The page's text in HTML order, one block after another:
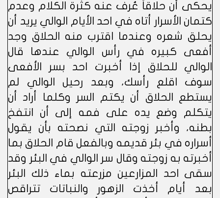
يحكى أن حلاقاً عُرف عنه كثرة الكلام وعدم
كتمان الأسرار أتاه في احد الأيام الوالي يريد أن
يحلق شعره وعندما اقترب منه الحلاق وجد
أفعى كبيره في رأس الوالي عندها قال
الوالي للحلاق إذا أخبرت احد بسر الأفعى
سوف اقلع رأسك، وبعد رحيل الوالي لم
يستطع الحلاق أن يكتم السر وكلما أراد أن
يتكلم وضع يده على فمه إلى أن انتفخ
بطنه، وأخبر زوجته التي نصحته بأن يقول
أسراره في بئر قديمه وبالفعل قام الحلاق بما
أخبرته به زوجته وقال سر الوالي في البئر وقد
سقى احد المزارعين مزرعته بماء ذلك البئر
بعد أيام أخذت الزهور والنباتات تتراقص